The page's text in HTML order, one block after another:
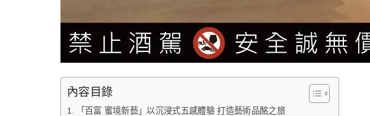
內容目錄
「百富 蜜境新藝」以沉浸式五感體驗 打造藝術品酩之旅